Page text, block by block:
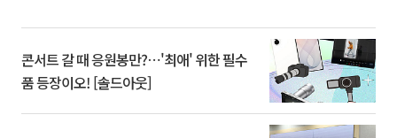
콘서트 갈 때 응원봉만?⋯'최애' 위한 필수
품 등장이오! [솔드아웃]